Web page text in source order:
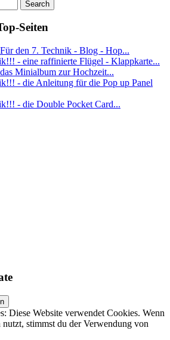
Seiten
den 7. Technik - Blog - Hop...
- eine raffinierte Flügel - Klappkarte...
Minialbum zur Hochzeit...
- die Anleitung für die Pop up Panel
- die Double Pocket Card...
Diese Website verwendet Cookies. Wenn
stimmst du der Verwendung von